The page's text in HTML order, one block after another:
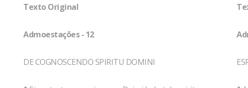
Texto Original
Admoestações - 12
DE COGNOSCENDO SPIRITU DOMINI